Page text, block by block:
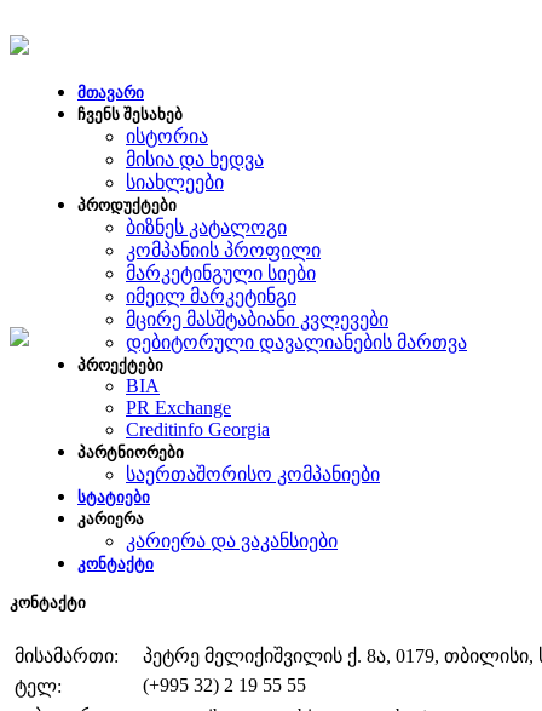
მთავარი
ჩვენს შესახებ
ისტორია
მისია და ხედვა
სიახლეები
პროდუქტები
ბიზნეს კატალოგი
კომპანიის პროფილი
მარკეტინგული სიები
იმეილ მარკეტინგი
მცირე მასშტაბიანი კვლევები
დებიტორული დავალიანების მართვა
პროექტები
BIA
PR Exchange
Creditinfo Georgia
პარტნიორები
საერთაშორისო კომპანიები
სტატიები
კარიერა
კარიერა და ვაკანსიები
კონტაქტი
კონტაქტი
მისამართი:
პეტრე მელიქიშვილის ქ. 8ა, 0179,
ტელ:
(+995 32) 2 19 55 55